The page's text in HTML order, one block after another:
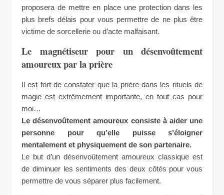
proposera de mettre en place une protection dans les
plus brefs délais pour vous permettre de ne plus être
victime de sorcellerie ou d’acte malfaisant.
Le magnétiseur pour un désenvoûtement
amoureux par la prière
Il est fort de constater que la prière dans les rituels de
magie est extrêmement importante, en tout cas pour
moi…
Le désenvoûtement amoureux consiste à aider une
personne pour qu’elle puisse s’éloigner
mentalement et physiquement de son partenaire.
Le but d’un désenvoûtement amoureux classique est
de diminuer les sentiments des deux côtés pour vous
permettre de vous séparer plus facilement.